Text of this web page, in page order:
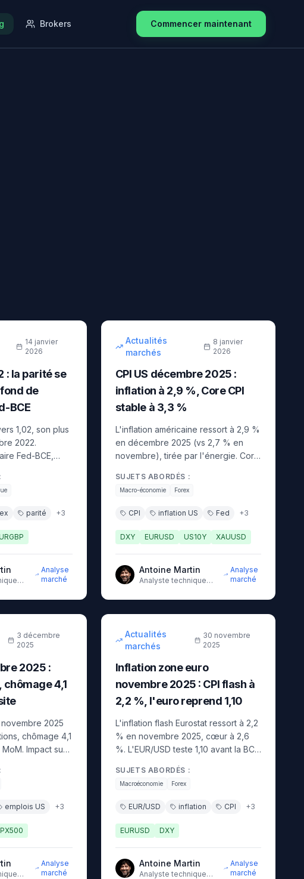
Brokers Commencer maintenant
14 janvier
2026
: la parité se
de
BCE
1,02, son plus
2022.
Fed-BCE,
à 1,0150,
0,98-1,00.
parité +3
les
Analyse
marché
Actualités
marchés
8 janvier
2026
CPI US décembre 2025 :
inflation à 2,9 %, Core CPI
stable à 3,3 %
L'inflation américaine ressort à 2,9 %
en décembre 2025 (vs 2,7 % en
novembre), tirée par l'énergie. Core
0,4 %, la Fed maintient sa posture
prudente pour janvier.
SUJETS ABORDÉS :
Macro-économie Forex
CPI inflation US Fed +3
DXY EURUSD US10Y XAUUSD
Antoine Martin
Analyste technique
d'expérience sur les
Analyse
marché
15min
3 décembre
2025
2025 :
chômage 4,1
2025
chômage 4,1
Impact sur
emplois US +3
Analyse
marché
16min
Actualités
marchés
30 novembre
2025
Inflation zone euro
novembre 2025 : CPI flash à
2,2 %, l'euro reprend 1,10
L'inflation flash Eurostat ressort à 2,2
% en novembre 2025, cœur à 2,6
%. L'EUR/USD teste 1,10 avant la BCE
et plans de trade.
SUJETS ABORDÉS :
Macroéconomie Forex
EUR/USD inflation CPI +3
EURUSD DXY
Antoine Martin
Analyste technique
Analyse
marché